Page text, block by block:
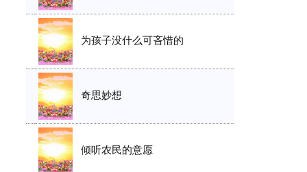
为孩子没什么可吝惜的
奇思妙想
倾听农民的意愿